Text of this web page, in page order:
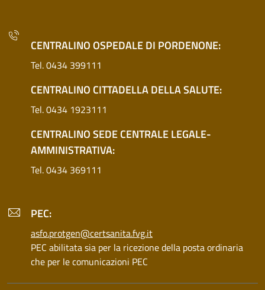
CENTRALINO OSPEDALE DI PORDENONE:
Tel. 0434 399111
CENTRALINO CITTADELLA DELLA SALUTE:
Tel. 0434 1923111
CENTRALINO SEDE CENTRALE LEGALE-
AMMINISTRATIVA:
Tel. 0434 369111
PEC:
asfo.protgen@certsanita.fvg.it
PEC abilitata sia per la ricezione della posta ordinaria
che per le comunicazioni PEC